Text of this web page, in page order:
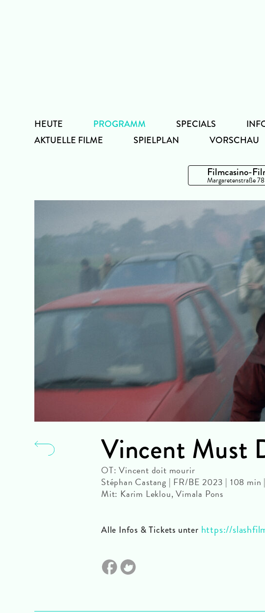
HEUTE
PROGRAMM
AKTUELLE FILME
SPIELPLAN VORSCHAU
SPECIALS
Filmcasino-
Margaretenstraße 78
Vincent Must
OT: Vincent doit mourir
Stéphan Castang | FR/BE 2023 | 108 min
Mit: Karim Leklou, Vimala Pons
Alle Infos & Tickets unter https://